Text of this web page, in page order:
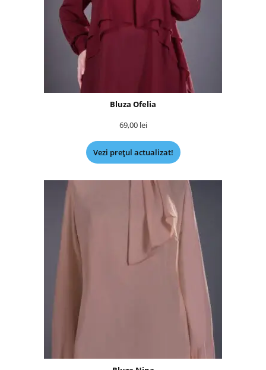
Bluza Ofelia
69,00 lei
Vezi prețul actualizat!